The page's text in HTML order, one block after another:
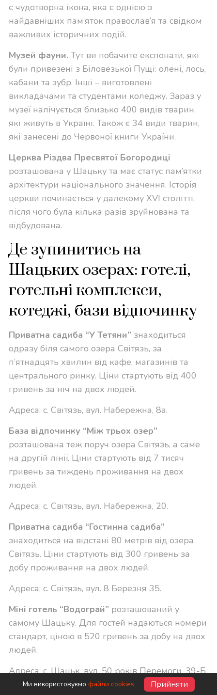
є чудотворна ікона, яка є однією з
найдавніших пам’яток православ’я та свідком
важливих історичних подій.
Музей фауни. Тут ви побачите експонати, які
були привезені з Біловезької Пущі: олені, лось,
кабани та зубр. Інші – виготовлені
викладачами та студентами коледжу. Зараз у
музеї налічується близько 400 видів тварин,
які живуть в Україні. Також є 34 види тварин,
які занесені до Червоної книги України.
Церква Різдва Пресвятої Богородиці
розташована у Шацьку та має статус пам’ятки
архітектури національного значення. Історія
церкви починається у далекому XVI столітті,
після чого була кілька разів зруйнована та
відбудована.
Де зупинитись на
Шацьких озерах: готелі,
готельні комплекси,
котеджі, бази відпочинку
Приватна садиба “У Тетяни” знаходиться
одразу біля самого озера Світязь, за
п’ятнадцять хвилин від кафе, магазинів та
центрального ринку. Ціни стартують від 400
гривень за ніч на двох людей.
Адреса: с. Світязь, вул. Набережна, 8а.
База відпочинку “Між трьох озер”
розташована теж поруч озера Світязь, а саме
на другій лінії. Ціни стартують від 7 тисяч
гривень за тиждень проживання на двох
людей.
Адреса: с. Світязь, вул. Набережна, 20.
Приватна садиба “Гостинна садиба”
знаходиться на відстані 80 метрів від озера
Світязь. Ціни стартують від 300 гривень за
добу проживання на двох людей.
Адреса: с. Світязь, вул. 8 Березня 35.
Міні готель “Водограй” розташований у
самому Шацьку. Для гостей надаються номери
стандарт, ціною в 520 гривень за добу на двох
людей.
Адреса: с. Шацьк, вул. 50 років Перемоги, 39-Б
Також, на території Шацького національного
Ми використовуємо файли cookies Прийняти